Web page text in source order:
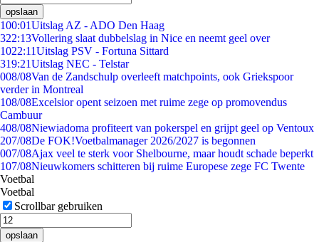
opslaan
100:01Uitslag AZ - ADO Den Haag
322:13Vollering slaat dubbelslag in Nice en neemt geel over
1022:11Uitslag PSV - Fortuna Sittard
319:21Uitslag NEC - Telstar
008/08Van de Zandschulp overleeft matchpoints, ook Griekspoor
verder in Montreal
108/08Excelsior opent seizoen met ruime zege op promovendus
Cambuur
408/08Niewiadoma profiteert van pokerspel en grijpt geel op Ventoux
207/08De FOK!Voetbalmanager 2026/2027 is begonnen
007/08Ajax veel te sterk voor Shelbourne, maar houdt schade beperkt
107/08Nieuwkomers schitteren bij ruime Europese zege FC Twente
Voetbal
Voetbal
Scrollbar gebruiken
opslaan